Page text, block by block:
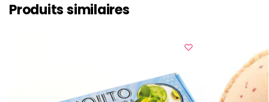
Produits similaires